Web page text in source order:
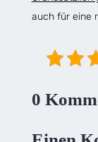
auch für eine
0